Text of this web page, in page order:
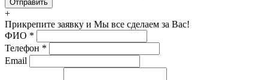
+
Прикрепите заявку и Мы все сделаем за Вас!
ФИО *
Телефон *
Email